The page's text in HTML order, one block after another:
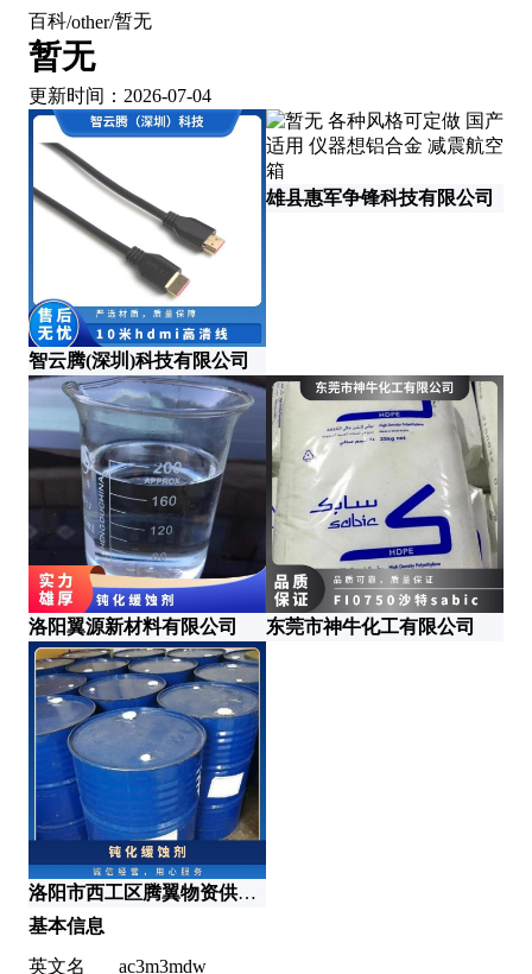
百科/other/暂无
暂无
更新时间：2026-07-04
智云腾(深圳)科技有限公司
雄县惠军争锋科技有限公司
洛阳翼源新材料有限公司 东莞市神牛化工有限公司
洛阳市西工区腾翼物资供应站
基本信息
英文名
ac3m3mdw